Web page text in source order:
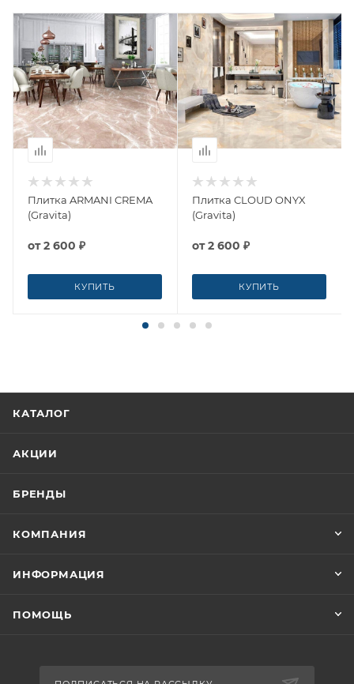
Плитка ARMANI CREMA
(Gravita)
от2 600 ₽
КУПИТЬ
Плитка CLOUD ONYX
(Gravita)
от2 600 ₽
КУПИТЬ
КАТАЛОГ
АКЦИИ
БРЕНДЫ
КОМПАНИЯ
ИНФОРМАЦИЯ
ПОМОЩЬ